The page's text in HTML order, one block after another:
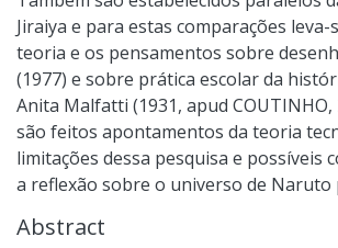
Jiraiya e para estas comparações leva-
teoria e os pensamentos sobre
(1977) e sobre prática escolar da
Anita Malfatti (1931, apud COUTINHO,
são feitos apontamentos da teoria
limitações dessa pesquisa e possíveis
a reflexão sobre o universo de Naruto
Abstract